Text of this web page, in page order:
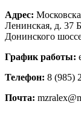
Адрес:
Ленинская, д. 37
Донинского
График работы:
Телефон: 8 (985)
Почта: